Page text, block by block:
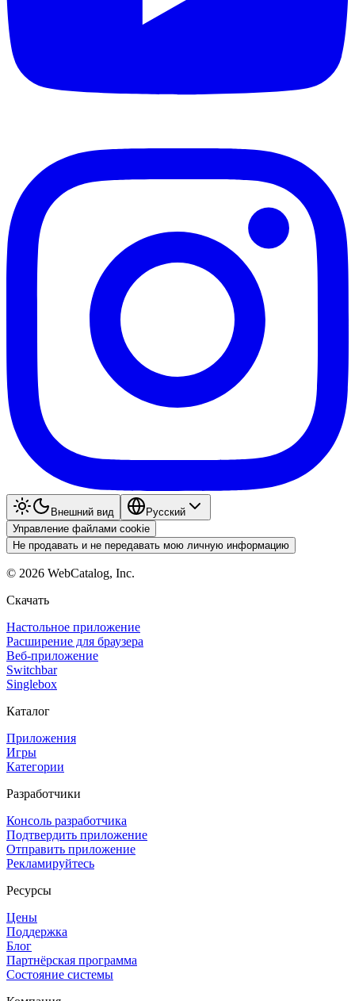
Внешний вид
Pyccкий
Управление файлами cookie
Не продавать и не передавать мою личную информацию
© 2026 WebCatalog, Inc.
Скачать
Настольное приложение
Расширение для браузера
Веб-приложение
Switchbar
Singlebox
Каталог
Приложения
Игры
Категории
Разработчики
Консоль разработчика
Подтвердить приложение
Отправить приложение
Рекламируйтесь
Ресурсы
Цены
Поддержка
Блог
Партнёрская программа
Состояние системы